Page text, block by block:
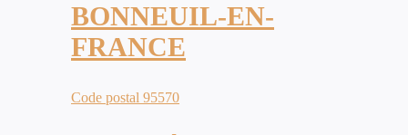
BONNEUIL-EN-
FRANCE
Code postal 95570